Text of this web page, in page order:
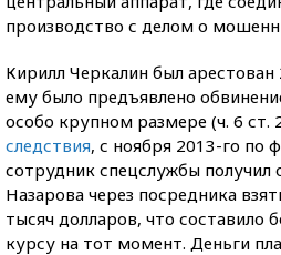
производство с делом о
Кирилл Черкалин был
ему было предъявлено
особо крупном размере (ч. 6 ст.
следствия, с ноября 2013-го по
сотрудник спецслужбы получил
Назарова через посредника
тысяч долларов, что составило
курсу на тот момент. Деньги